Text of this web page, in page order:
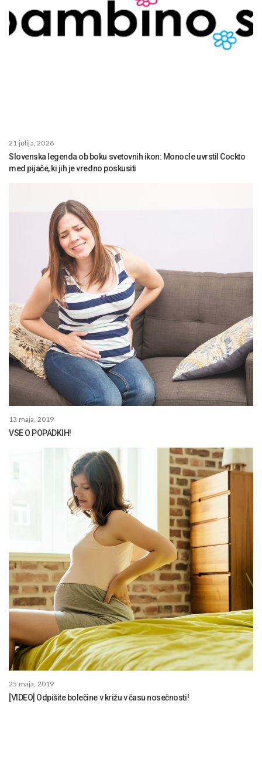
21 julija, 2026
Slovenska legenda ob boku svetovnih ikon: Monocle uvrstil Cockto
med pijače, ki jih je vredno poskusiti
13 maja, 2019
VSE O POPADKIH!
25 maja, 2019
[VIDEO] Odpišite bolečine v križu v času nosečnosti!